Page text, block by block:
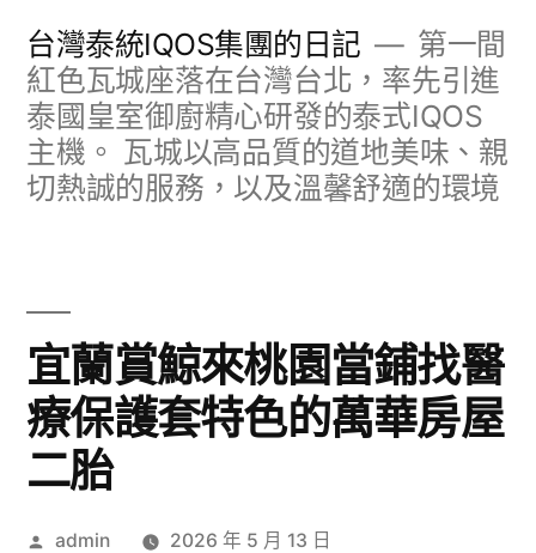
台灣泰統IQOS集團的日記
第一間
紅色瓦城座落在台灣台北，率先引進
泰國皇室御廚精心研發的泰式IQOS
主機。 瓦城以高品質的道地美味、親
切熱誠的服務，以及溫馨舒適的環境
宜蘭賞鯨來桃園當鋪找醫
療保護套特色的萬華房屋
二胎
作
admin 2026 年 5 月 13 日